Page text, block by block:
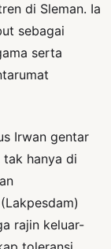
di Sleman. Ia
sebagai
serta
Irwan gentar
hanya di
rajin keluar-